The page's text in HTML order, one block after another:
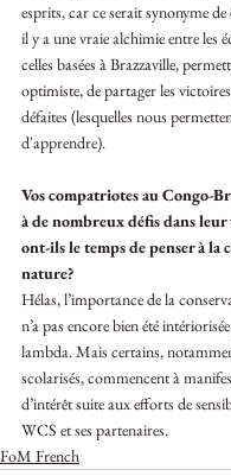
esprits, car ce serait synonyme
il y a une vraie alchimie entre les
celles basées à Brazzaville,
optimiste, de partager les
défaites (lesquelles nous
d'apprendre).
Vos compatriotes au Congo-
à de nombreux défis dans
ont-ils le temps de penser à la
nature?
Hélas, l’importance de la
n’a pas encore bien été
lambda. Mais certains,
scolarisés, commencent à
d’intérêt suite aux efforts de
WCS et ses partenaires.
FoM French